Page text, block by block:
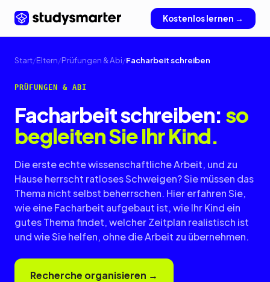
Kostenlos lernen →
Start/Eltern/Prüfungen & Abi/Facharbeit schreiben
PRÜFUNGEN & ABI
Facharbeit schreiben: so
begleiten Sie Ihr Kind.
Die erste echte wissenschaftliche Arbeit, und zu
Hause herrscht ratloses Schweigen? Sie müssen das
Thema nicht selbst beherrschen. Hier erfahren Sie,
wie eine Facharbeit aufgebaut ist, wie Ihr Kind ein
gutes Thema findet, welcher Zeitplan realistisch ist
und wie Sie helfen, ohne die Arbeit zu übernehmen.
Recherche organisieren →